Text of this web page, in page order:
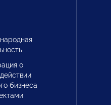
о
бизнеса